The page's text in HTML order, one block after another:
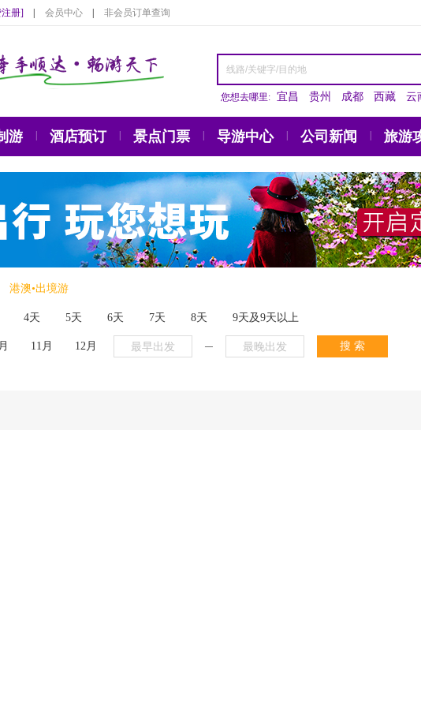
册] 会员中心 非会员订单查询
您想去哪里: 宜昌 贵州 成都 西藏 云
游 酒店预订 景点门票 导游中心 公司新闻 旅游
港澳•出境游
4天 5天 6天 7天 8天 9天及9天以上
11月 12月 ─
搜 索